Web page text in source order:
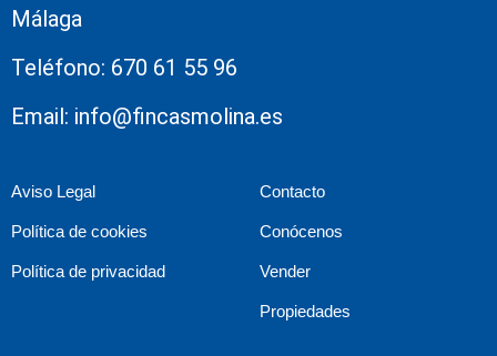
Málaga
Teléfono: 670 61 55 96
Email: info@fincasmolina.es
Aviso Legal
Política de cookies
Política de privacidad
Contacto
Conócenos
Vender
Propiedades